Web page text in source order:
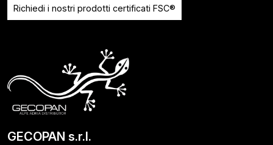
Richiedi i nostri prodotti certificati FSC®
GECOPAN s.r.l.